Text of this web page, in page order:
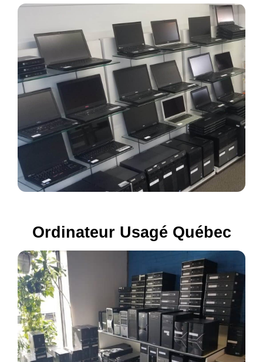
Ordinateur Usagé Québec